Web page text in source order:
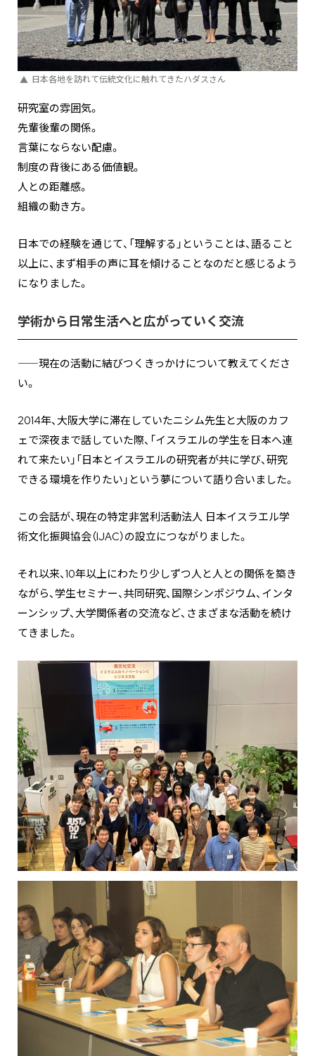
日本各地を訪れて伝統文化に触れてきたハダスさん
研究室の雰囲気。
先輩後輩の関係。
言葉にならない配慮。
制度の背後にある価値観。
人との距離感。
組織の動き方。
日本での経験を通じて、「理解する」ということは、語ること
以上に、まず相手の声に耳を傾けることなのだと感じるよう
になりました。
学術から日常生活へと広がっていく交流
――現在の活動に結びつくきっかけについて教えてくださ
い。
2014年、大阪大学に滞在していたニシム先生と大阪のカフ
ェで深夜まで話していた際、「イスラエルの学生を日本へ連
れて来たい」「日本とイスラエルの研究者が共に学び、研究
できる環境を作りたい」という夢について語り合いました。
この会話が、現在の特定非営利活動法人 日本イスラエル学
術文化振興協会（IJAC）の設立につながりました。
それ以来、10年以上にわたり少しずつ人と人との関係を築き
ながら、学生セミナー、共同研究、国際シンポジウム、インタ
ーンシップ、大学関係者の交流など、さまざまな活動を続け
てきました。